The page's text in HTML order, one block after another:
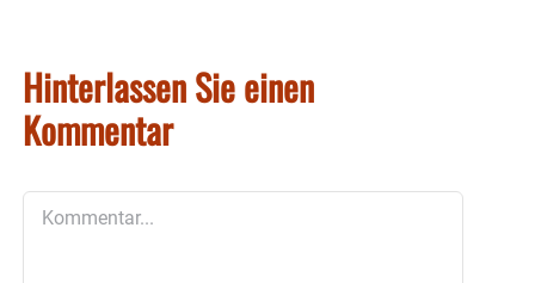
Hinterlassen Sie einen
Kommentar